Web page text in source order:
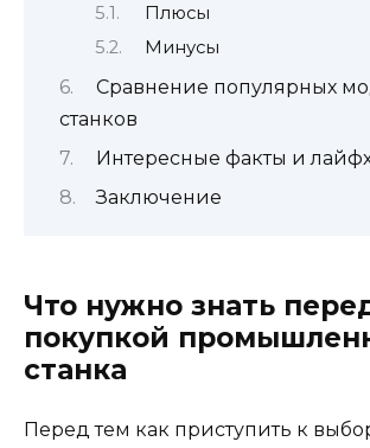
Плюсы
Минусы
Сравнение популярных
станков
Интересные факты и
Заключение
Что нужно знать
покупкой
станка
Перед тем как приступить к